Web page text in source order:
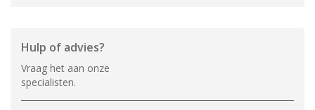
Hulp of advies?
Vraag het aan onze
specialisten.